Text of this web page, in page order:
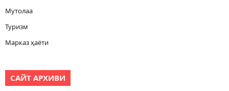
Мутолаа
Туризм
Марказ ҳаёти
САЙТ АРХИВИ